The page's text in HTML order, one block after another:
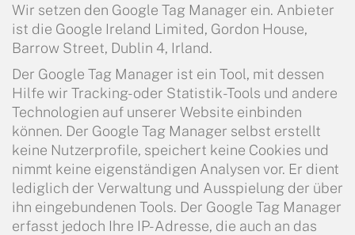
Wir setzen den Google Tag Manager ein. Anbieter
ist die Google Ireland Limited, Gordon House,
Barrow Street, Dublin 4, Irland.
Der Google Tag Manager ist ein Tool, mit dessen
Hilfe wir Tracking- oder Statistik-Tools und andere
Technologien auf unserer Website einbinden
können. Der Google Tag Manager selbst erstellt
keine Nutzerprofile, speichert keine Cookies und
nimmt keine eigenständigen Analysen vor. Er dient
lediglich der Verwaltung und Ausspielung der über
ihn eingebundenen Tools. Der Google Tag Manager
erfasst jedoch Ihre IP-Adresse, die auch an das